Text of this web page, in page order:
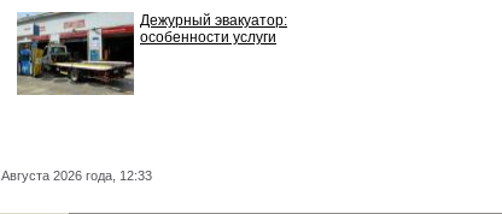
Дежурный эвакуатор:
особенности услуги
2026 года, 12:33